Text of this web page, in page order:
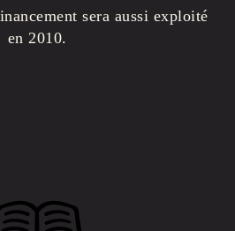
sera aussi exploité
en 2010.